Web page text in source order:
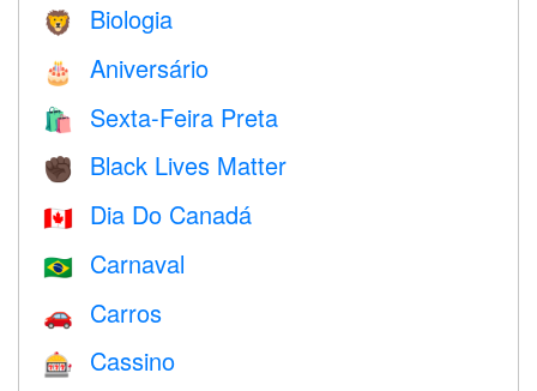
🦁 Biologia
🎂 Aniversário
🛍 Sexta-Feira Preta
✊🏿 Black Lives Matter
🇨🇦 Dia Do Canadá
🇧🇷 Carnaval
🚗 Carros
🎰 Cassino